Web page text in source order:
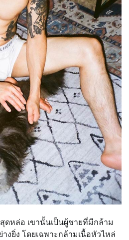
ดหล่อ เขานั้นเป็นผู้ชายที่มีกล้าม
งยิ่ง โดยเฉพาะกล้ามเนื้อหัวไหล่